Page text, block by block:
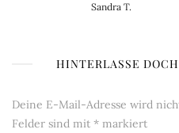
Sandra T.
HINTERLASSE
Deine E-Mail-Adresse wird
Felder sind mit * markiert